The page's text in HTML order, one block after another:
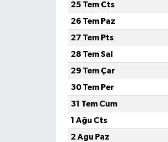
25 Tem Cts
26 Tem Paz
27 Tem Pts
28 Tem Sal
29 Tem Çar
30 Tem Per
31 Tem Cum
1 Ağu Cts
2 Ağu Paz
KADIN-AİLE
YEREL YÖNETİM
SEÇİM 2011
ÜÇÜNCÜ SAYFA